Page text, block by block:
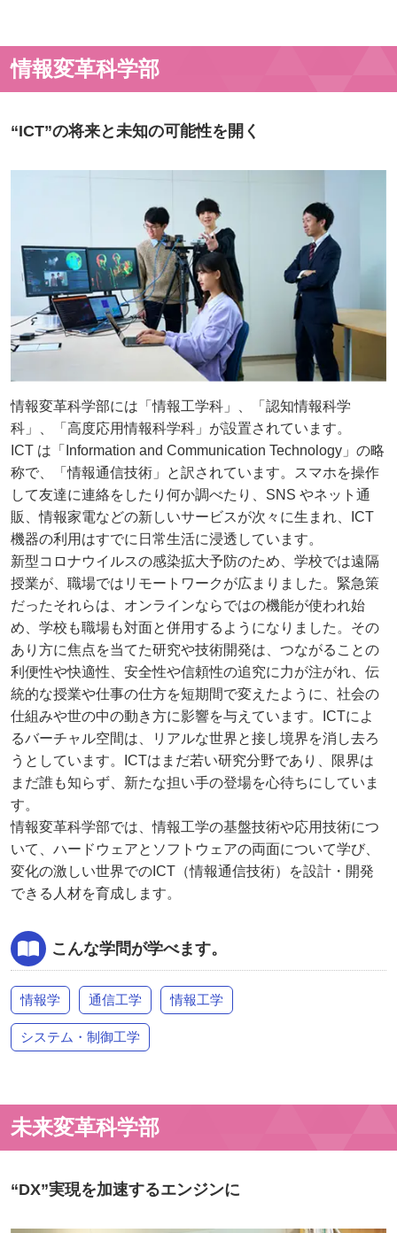
情報変革科学部
“ICT”の将来と未知の可能性を開く
情報変革科学部には「情報工学科」、「認知情報科学
科」、「高度応用情報科学科」が設置されています。
ICT は「Information and Communication Technology」の略
称で、「情報通信技術」と訳されています。スマホを操作
して友達に連絡をしたり何か調べたり、SNS やネット通
販、情報家電などの新しいサービスが次々に生まれ、ICT
機器の利用はすでに日常生活に浸透しています。
新型コロナウイルスの感染拡大予防のため、学校では遠隔
授業が、職場ではリモートワークが広まりました。緊急策
だったそれらは、オンラインならではの機能が使われ始
め、学校も職場も対面と併用するようになりました。その
あり方に焦点を当てた研究や技術開発は、つながることの
利便性や快適性、安全性や信頼性の追究に力が注がれ、伝
統的な授業や仕事の仕方を短期間で変えたように、社会の
仕組みや世の中の動き方に影響を与えています。ICTによ
るバーチャル空間は、リアルな世界と接し境界を消し去ろ
うとしています。ICTはまだ若い研究分野であり、限界は
まだ誰も知らず、新たな担い手の登場を心待ちにしていま
す。
情報変革科学部では、情報工学の基盤技術や応用技術につ
いて、ハードウェアとソフトウェアの両面について学び、
変化の激しい世界でのICT（情報通信技術）を設計・開発
できる人材を育成します。
こんな学問が学べます。
情報学 通信工学 情報工学
システム・制御工学
未来変革科学部
“DX”実現を加速するエンジンに